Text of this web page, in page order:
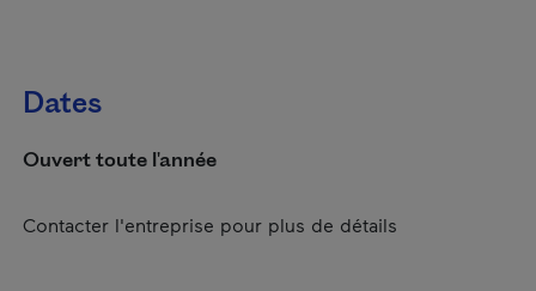
Dates
Ouvert toute l'année
Contacter l'entreprise pour plus de détails